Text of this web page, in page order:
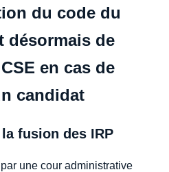
du code du
désormais de
en cas de
candidat
fusion des IRP
une cour administrative